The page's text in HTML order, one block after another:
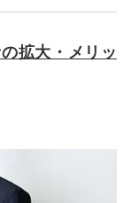
拡大・メリッ